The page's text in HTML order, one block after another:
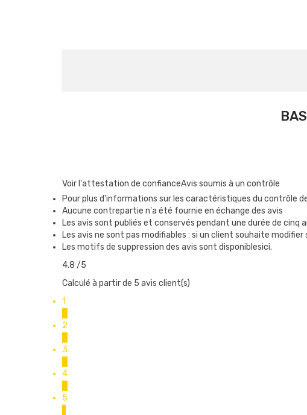
Voir l'attestation de confianceAvis soumis à un contrôle
Pour plus d'informations sur les caractéristiques du contrôle
Aucune contrepartie n'a été fournie en échange des avis
Les avis sont publiés et conservés pendant une durée de cinq
Les avis ne sont pas modifiables : si un client souhaite
Les motifs de suppression des avis sont disponiblesici.
4.8 /5
Calculé à partir de 5 avis client(s)
1
2
3
4
5